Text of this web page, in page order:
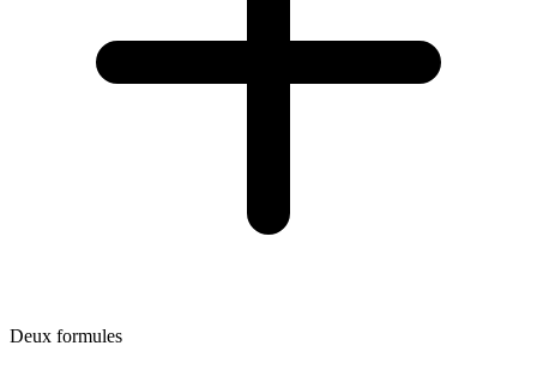
Deux formules